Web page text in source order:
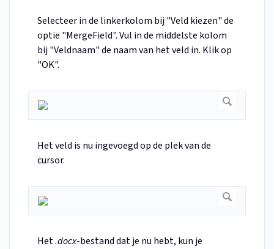
Selecteer in de linkerkolom bij "Veld kiezen" de
optie "MergeField". Vul in de middelste kolom
bij "Veldnaam" de naam van het veld in. Klik op
"OK".
Het veld is nu ingevoegd op de plek van de
cursor.
Het.docx-bestand dat je nu hebt, kun je